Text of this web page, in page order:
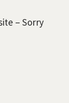
– Sorry